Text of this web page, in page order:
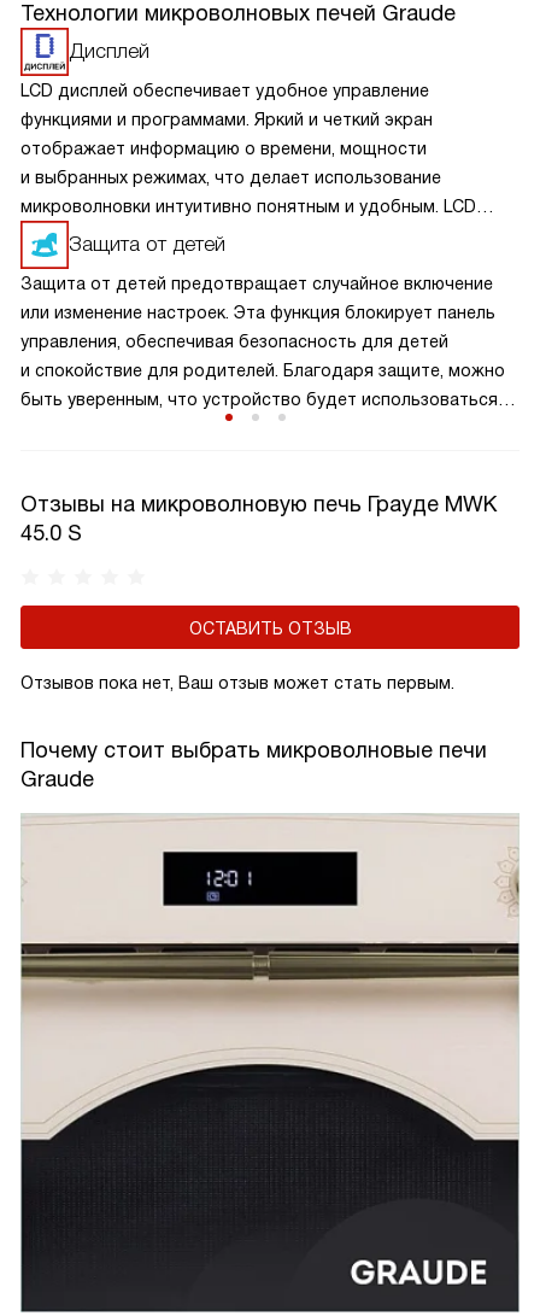
Технологии микроволновых печей Graude
Дисплей
LCD дисплей обеспечивает удобное управление
функциями и программами. Яркий и четкий экран
отображает информацию о времени, мощности
и выбранных режимах, что делает использование
микроволновки интуитивно понятным и удобным. LCD
дисплей помогает точно настроить параметры
приготовления, обеспечивая отличные результаты каждый
раз. Благодаря этому дисплею, управление
микроволновкой становится простым и приятным,
позволяя легко готовить разнообразные блюда.
Защита от детей
Защита от детей предотвращает случайное включение
или изменение настроек. Эта функция блокирует панель
управления, обеспечивая безопасность для детей
и спокойствие для родителей. Благодаря защите, можно
быть уверенным, что устройство будет использоваться
Отзывы на микроволновую печь Грауде MWK
45.0 S
ОСТАВИТЬ ОТЗЫВ
Отзывов пока нет, Ваш отзыв может стать первым.
Почему стоит выбрать микроволновые печи
Graude